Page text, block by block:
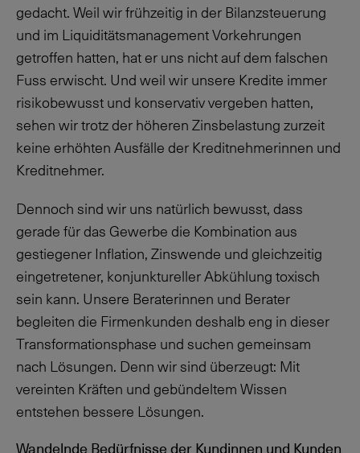
gedacht. Weil wir frühzeitig in der Bilanzsteuerung
und im Liquiditätsmanagement Vorkehrungen
getroffen hatten, hat er uns nicht auf dem falschen
Fuss erwischt. Und weil wir unsere Kredite immer
risikobewusst und konservativ vergeben hatten,
sehen wir trotz der höheren Zinsbelastung zurzeit
keine erhöhten Ausfälle der Kreditnehmerinnen und
Kreditnehmer.
Dennoch sind wir uns natürlich bewusst, dass
gerade für das Gewerbe die Kombination aus
gestiegener Inflation, Zinswende und gleichzeitig
eingetretener, konjunktureller Abkühlung toxisch
sein kann. Unsere Beraterinnen und Berater
begleiten die Firmenkunden deshalb eng in dieser
Transformationsphase und suchen gemeinsam
nach Lösungen. Denn wir sind überzeugt: Mit
vereinten Kräften und gebündeltem Wissen
entstehen bessere Lösungen.
Wandelnde Bedürfnisse der Kundinnen und Kunden